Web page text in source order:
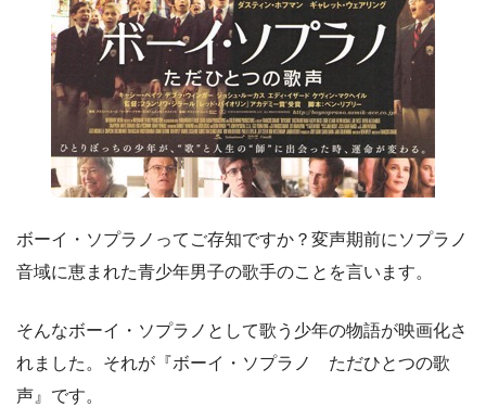
ボーイ・ソプラノってご存知ですか？変声期前にソプラノ
音域に恵まれた青少年男子の歌手のことを言います。
そんなボーイ・ソプラノとして歌う少年の物語が映画化さ
れました。それが『ボーイ・ソプラノ ただひとつの歌
声』です。